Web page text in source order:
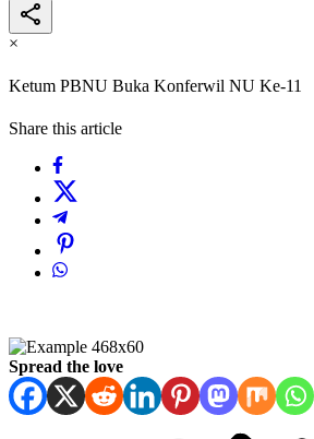
×
Ketum PBNU Buka Konferwil NU Ke-11
Share this article
Spread the love